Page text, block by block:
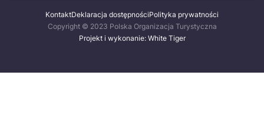
KontaktDeklaracja dostępnościPolityka prywatności
Copyright © 2023 Polska Organizacja Turystyczna
Projekt i wykonanie: White Tiger